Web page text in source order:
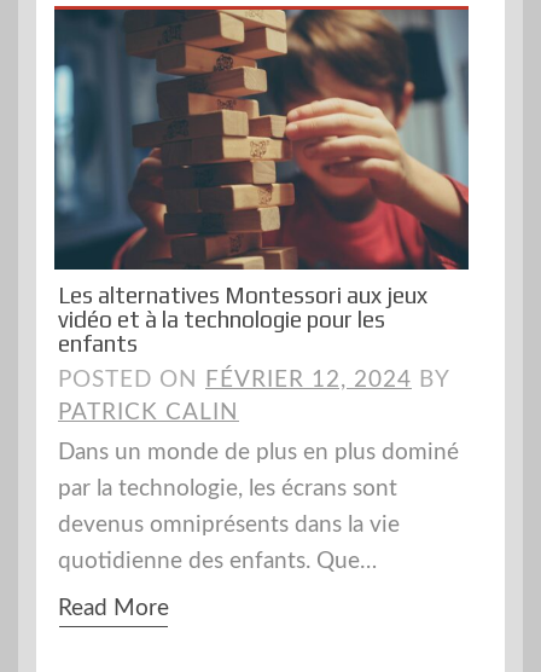
Les alternatives Montessori aux jeux
vidéo et à la technologie pour les
enfants
POSTED ON FÉVRIER 12, 2024 BY
PATRICK CALIN
Dans un monde de plus en plus dominé
par la technologie, les écrans sont
devenus omniprésents dans la vie
quotidienne des enfants. Que…
Read More